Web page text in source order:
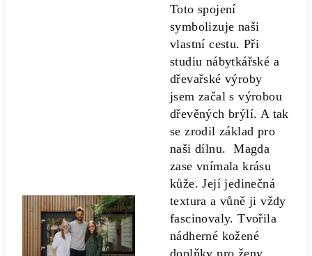
Toto spojení
symbolizuje naši
vlastní cestu. Při
studiu nábytkářské a
dřevařské výroby
jsem začal s výrobou
dřevěných brýlí. A tak
se zrodil základ pro
naši dílnu. Magda
zase vnímala krásu
kůže. Její jedinečná
textura a vůně ji vždy
fascinovaly. Tvořila
nádherné kožené